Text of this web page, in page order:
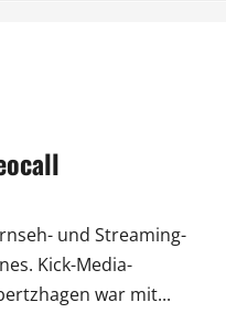
und Streaming-
Kick-Media-
war mit...